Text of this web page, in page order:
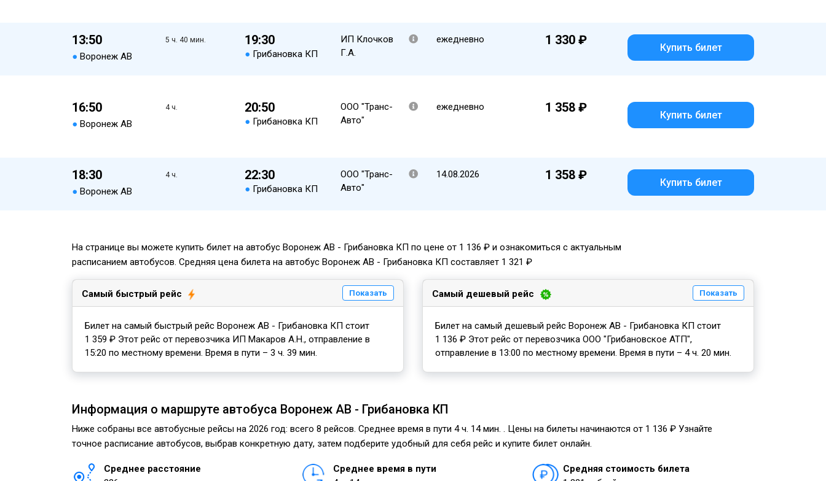
13:50
● Воронеж АВ
5 ч. 40 мин. 19:30
● Грибановка КП
ИП Клочков
Г.А.
ежедневно 1 330 ₽
Купить билет
16:50
● Воронеж АВ
4 ч. 20:50
● Грибановка КП
ООО "Транс-
Авто"
ежедневно 1 358 ₽
Купить билет
18:30
● Воронеж АВ
4 ч. 22:30
● Грибановка КП
ООО "Транс-
Авто"
14.08.2026 1 358 ₽
Купить билет
На странице вы можете купить билет на автобус Воронеж АВ - Грибановка КП по цене от 1 136 ₽ и ознакомиться с актуальным
расписанием автобусов. Средняя цена билета на автобус Воронеж АВ - Грибановка КП составляет 1 321 ₽
Самый быстрый рейс Показать
Билет на самый быстрый рейс Воронеж АВ - Грибановка КП стоит
1 359 ₽ Этот рейс от перевозчика ИП Макаров А.Н., отправление в
15:20 по местному времени. Время в пути – 3 ч. 39 мин.
Самый дешевый рейс Показать
Билет на самый дешевый рейс Воронеж АВ - Грибановка КП стоит
1 136 ₽ Этот рейс от перевозчика ООО "Грибановское АТП",
отправление в 13:00 по местному времени. Время в пути – 4 ч. 20 мин.
Информация о маршруте автобуса Воронеж АВ - Грибановка КП
Ниже собраны все автобусные рейсы на 2026 год: всего 8 рейсов. Среднее время в пути 4 ч. 14 мин. . Цены на билеты начинаются от 1 136 ₽ Узнайте
точное расписание автобусов, выбрав конкретную дату, затем подберите удобный для себя рейс и купите билет онлайн.
Среднее расстояние
Среднее время в пути
Средняя стоимость билета